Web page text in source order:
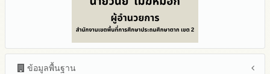
ข้อมูลพื้นฐาน